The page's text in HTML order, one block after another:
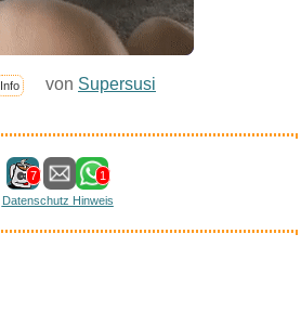
Info von Supersusi
7
1
Datenschutz Hinweis